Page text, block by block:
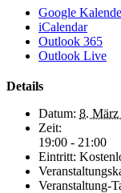
Google
iCalendar
Outlook 365
Outlook Live
Details
Datum: 8. März
Zeit:
19:00 - 21:00
Eintritt:
Veranstaltung-